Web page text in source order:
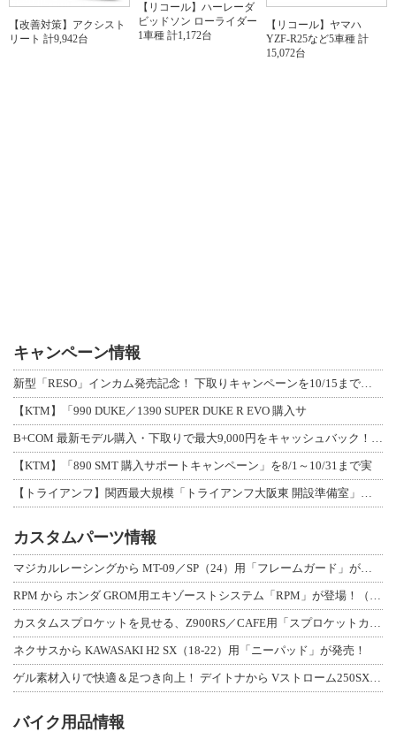
【改善対策】アクシスト
リート 計9,942台
【リコール】ハーレーダ
ビッドソン ローライダー
1車種 計1,172台
【リコール】ヤマハ
YZF-R25など5車種 計
15,072台
キャンペーン情報
【KTM】「990 DUKE／1390 SUPER DUKE R EVO 購入サ
【KTM】「890 SMT 購入サポートキャンペーン」を8/1～10/31まで実
カスタムパーツ情報
ネクサスから KAWASAKI H2 SX（18-22）用「ニーパッド」が発売！
バイク用品情報